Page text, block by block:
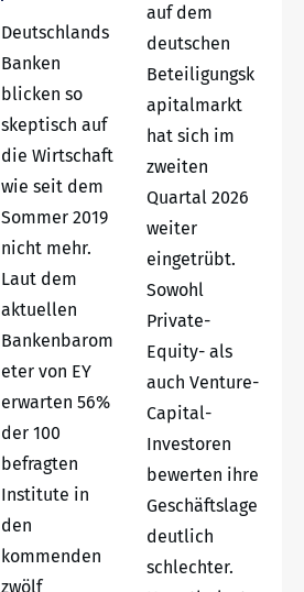
Deutschlands
Banken
blicken so
skeptisch auf
die Wirtschaft
wie seit dem
Sommer 2019
nicht mehr.
Laut dem
aktuellen
Bankenbarom
eter von EY
erwarten 56%
der 100
befragten
Institute in
den
kommenden
zwölf
auf dem
deutschen
Beteiligungsk
apitalmarkt
hat sich im
zweiten
Quartal 2026
weiter
eingetrübt.
Sowohl
Private-
Equity- als
auch Venture-
Capital-
Investoren
bewerten ihre
Geschäftslage
deutlich
schlechter.